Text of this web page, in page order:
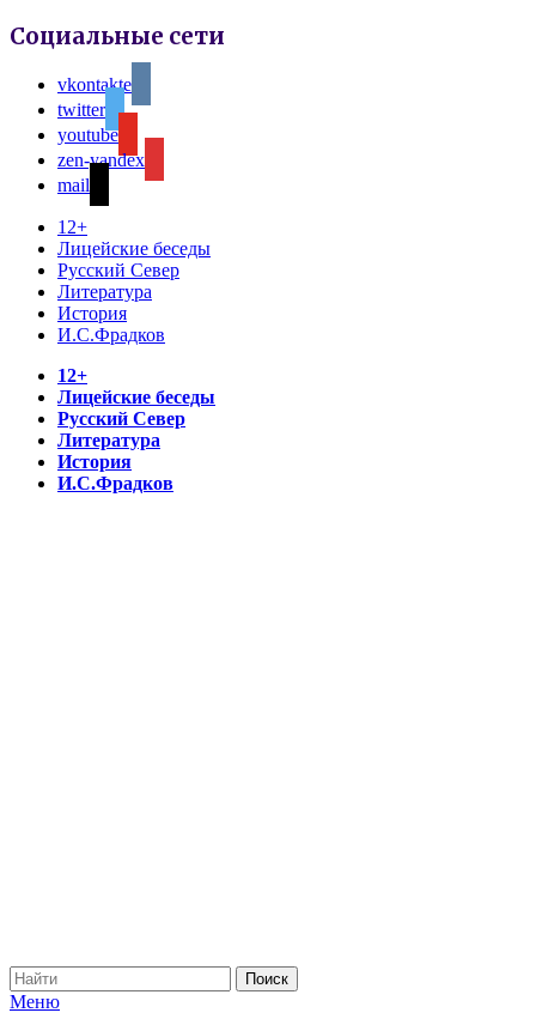
Социальные сети
vkontakte
twitter
youtube
zen-yandex
mail
12+
Лицейские беседы
Русский Север
Литература
История
И.С.Фрадков
12+
Лицейские беседы
Русский Север
Литература
История
И.С.Фрадков
Меню